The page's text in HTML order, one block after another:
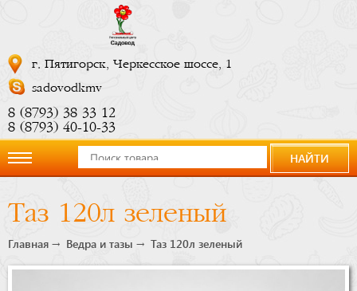
г. Пятигорск, Черкесское шоссе, 1
sadovodkmv
8 (8793) 38 33 12
8 (8793) 40-10-33
компании
Новости
НАЙТИ
Таз 120л зеленый
Главная Ведра и тазы Таз 120л зеленый